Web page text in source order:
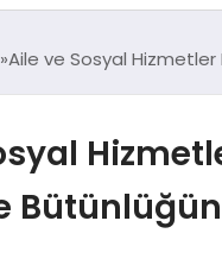
Aile ve Sosyal Hizmetler